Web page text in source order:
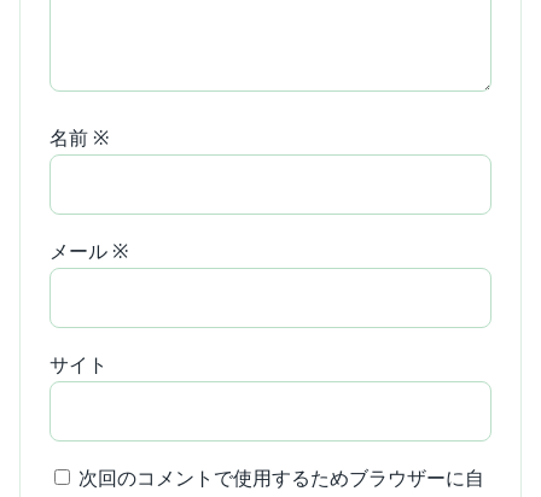
名前 ※
メール ※
サイト
次回のコメントで使用するためブラウザーに自